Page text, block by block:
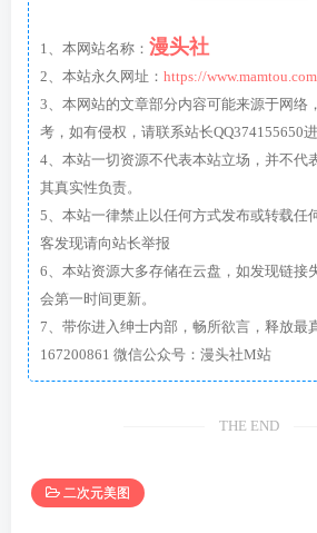
1、本网站名称： 漫头社
2、本站永久网址： https://
3、本网站的文章部分内容可能来源于网络
考，如有侵权，请联系站长QQ374155650
4、本站一切资源不代表本站立场，并不代
其真实性负责。
5、本站一律禁止以任何方式发布或转载任
客发现请向站长举报
6、本站资源大多存储在云盘，如发现链接
会第一时间更新。
7、带你进入绅士内部，畅所欲言，释放最
167200861 微信公众号：漫头社M站
THE END
二次元美图